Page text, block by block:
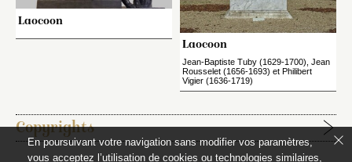
Laocoon
Laocoon
Jean-Baptiste Tuby (1629-1700), Jean
Rousselet (1656-1693) et Philibert
Vigier (1636-1719)
Copyrights
En poursuivant votre navigation sans modifier vos paramètres,
vous acceptez l’utilisation de cookies ou technologies similaires,